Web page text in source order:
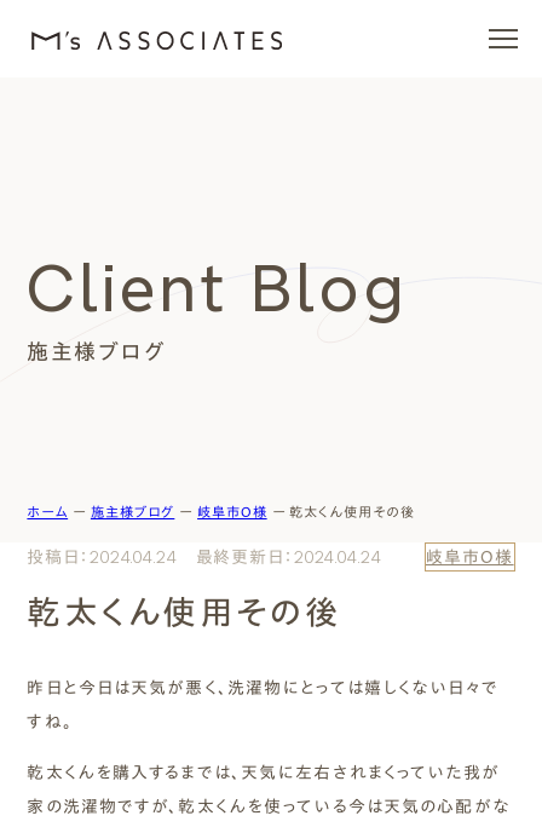
エムズを愛する人たち
施工事例
エムズのこと
0120-40-6613
モデルハウスを見る
施主様ブログ
Client Blog
ホーム ー 施主様ブログ ー 岐阜市O様 ー 乾太くん使用その後
投稿日：2024.04.24 最終更新日：2024.04.24 岐阜市O様
乾太くん使用その後
昨日と今日は天気が悪く、洗濯物にとっては嬉しくない日々で
すね。
乾太くんを購入するまでは、天気に左右されまくっていた我が
家の洗濯物ですが、乾太くんを使っている今は天気の心配がな